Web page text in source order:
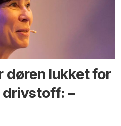
døren lukket for
–